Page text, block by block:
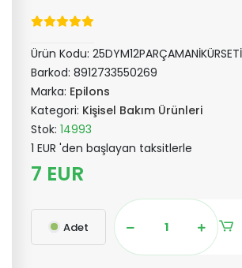
Ürün Kodu:
Barkod: 8912733550269
Marka: Epilons
Kategori: Kişisel Bakım Ürünleri
Stok: 14993
1 EUR 'den başlayan taksitlerle
7 EUR
Adet